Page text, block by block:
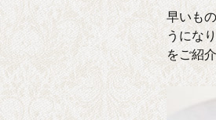
早いも
うにな
をご紹